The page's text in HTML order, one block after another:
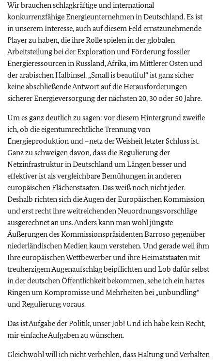
Wir brauchen schlagkräftige und international
konkurrenzfähige Energieunternehmen in Deutschland. Es ist
in unserem Interesse, auch auf diesem Feld ernstzunehmende
Player zu haben, die ihre Rolle spielen in der globalen
Arbeitsteilung bei der Exploration und Förderung fossiler
Energieressourcen in Russland, Afrika, im Mittlerer Osten und
der arabischen Halbinsel. „Small is beautiful“ ist ganz sicher
keine abschließende Antwort auf die Herausforderungen
sicherer Energieversorgung der nächsten 20, 30 oder 50 Jahre.
Um es ganz deutlich zu sagen: vor diesem Hintergrund zweifle
ich, ob die eigentumrechtliche Trennung von
Energieproduktion und –netz der Weisheit letzter Schluss ist.
Ganz zu schweigen davon, dass die Regulierung der
Netzinfrastruktur in Deutschland um Längen besser und
effektiver ist als vergleichbare Bemühungen in anderen
europäischen Flächenstaaten. Das weiß noch nicht jeder.
Deshalb richten sich die Augen der Europäischen Kommission
und erst recht ihre weitreichenden Neuordnungsvorschläge
ausgerechnet an uns. Anders kann man wohl jüngste
Äußerungen des Kommissionspräsidenten Barroso gegenüber
niederländischen Medien kaum verstehen. Und gerade weil ihm
Ihre europäischen Wettbewerber und ihre Heimatstaaten mit
treuherzigem Augenaufschlag beipflichten und Lob dafür selbst
in der deutschen Öffentlichkeit bekommen, sehe ich ein hartes
Ringen um Kompromisse und Mehrheiten bei „unbundling“
und Regulierung voraus.
Das ist Aufgabe der Politik, unser Job! Und ich habe kein Recht,
mir einfache Aufgaben zu wünschen.
Gleichwohl will ich nicht verhehlen, dass Haltung und Verhalten